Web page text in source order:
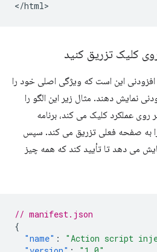
کلیک تزریق کنید
افزودنی این است که ویژگی اصلی خود را
نمایش دهند. مثال زیر این الگو را
عملکرد کلیک می کند، برنامه
به صفحه فعلی تزریق می کند. سپس
می دهد تا تأیید کند که همه چیز
// manifest.json
{
"name" : "Action script